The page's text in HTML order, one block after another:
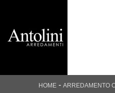
HOME- ARREDAMENTO